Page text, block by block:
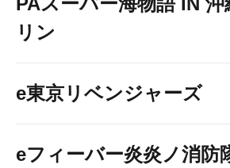
リン
e東京リベンジャーズ
eフィーバー炎炎ノ消防